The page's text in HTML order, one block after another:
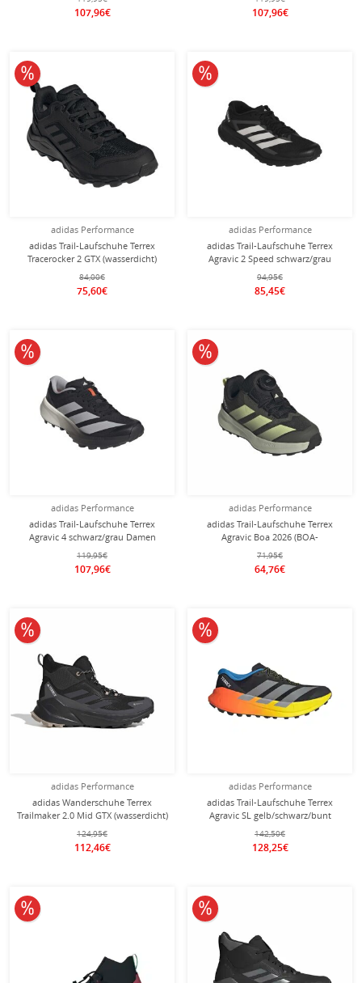
107,96€ 107,96€
adidas Performance
adidas Trail-Laufschuhe Terrex
Tracerocker 2 GTX (wasserdicht)
schwarz Damen
84,00€
75,60€
10% reduziert
adidas Performance
adidas Trail-Laufschuhe Terrex
Agravic 2 Speed schwarz/grau
Herren
94,95€
85,45€
10% reduziert
adidas Performance
adidas Trail-Laufschuhe Terrex
Agravic 4 schwarz/grau Damen
119,95€
107,96€
10% reduziert
adidas Performance
adidas Trail-Laufschuhe Terrex
Agravic Boa 2026 (BOA-
Schnürsystem) schwarz/limegrün
Kinder
71,95€
64,76€
10% reduziert
adidas Performance
adidas Wanderschuhe Terrex
Trailmaker 2.0 Mid GTX (wasserdicht)
2026 schwarz Damen
124,95€
112,46€
10% reduziert
adidas Performance
adidas Trail-Laufschuhe Terrex
Agravic SL gelb/schwarz/bunt
Herren
142,50€
128,25€
10% reduziert
10% reduziert 10% reduziert